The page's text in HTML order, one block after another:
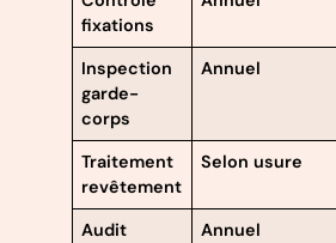
fixations
Inspection
garde-
corps
Annuel
Traitement
revêtement
Selon usure
Audit
Annuel